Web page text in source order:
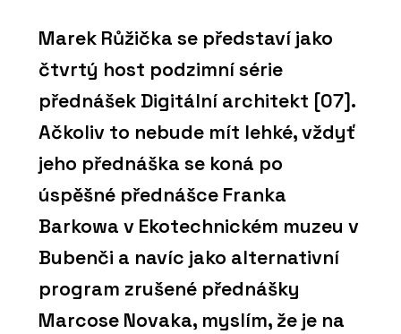
Marek Růžička se představí jako
čtvrtý host podzimní série
přednášek Digitální architekt [07].
Ačkoliv to nebude mít lehké, vždyť
jeho přednáška se koná po
úspěšné přednášce Franka
Barkowa v Ekotechnickém muzeu v
Bubenči a navíc jako alternativní
program zrušené přednášky
Marcose Novaka, myslím, že je na